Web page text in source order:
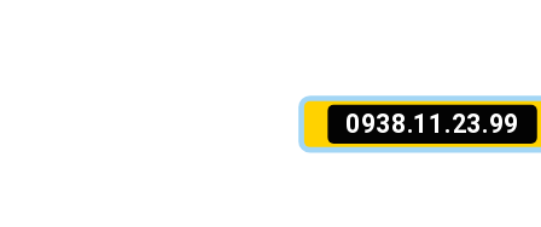
0938.11.23.99